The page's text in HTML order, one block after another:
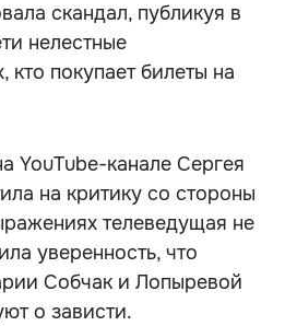
скандал, публикуя в
нелестные
кто покупает билеты на
YouTube-канале Сергея
на критику со стороны
телеведущая не
уверенность, что
Собчак и Лопыревой
о зависти.